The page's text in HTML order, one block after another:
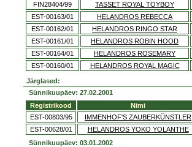
FIN28404/99
TASSET ROYAL TOYBOY
EST-00163/01
HELANDROS REBECCA
EST-00162/01
HELANDROS RINGO STAR
EST-00161/01
HELANDROS ROBIN HOOD
EST-00164/01
HELANDROS ROSEMARY
EST-00160/01
HELANDROS ROYAL MAGIC
Järglased:
Sünnikuupäev: 27.02.2001
Registrikood
Nimi
EST-00803/95
IMMENHOF'S ZAUBERKÜNSTLER
EST-00628/01
HELANDROS YOKO YOLANTHE
Sünnikuupäev: 03.01.2002